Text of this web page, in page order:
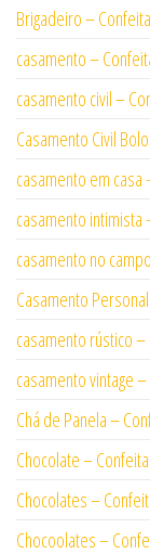
Brigadeiro –
casamento –
casamento civil –
Casamento Civil
casamento em casa
casamento intimista
casamento no
Casamento
casamento rústico –
casamento vintage
Chá de Panela –
Chocolate –
Chocolates –
Chocoolates –